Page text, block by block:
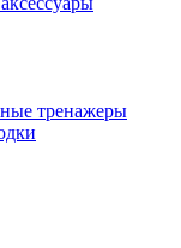
тренажеры